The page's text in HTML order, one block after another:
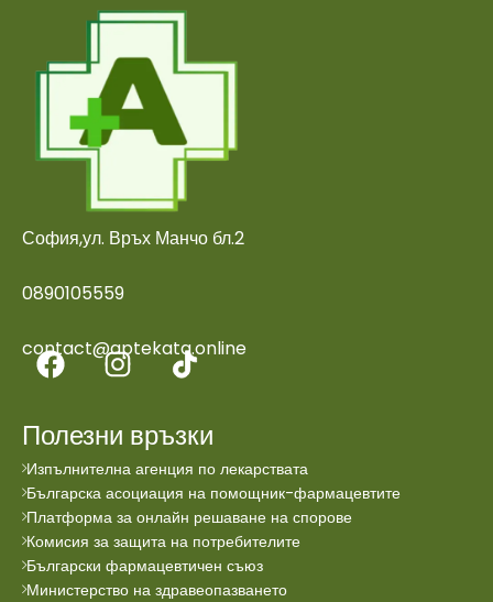
София,ул. Връх Манчо бл.2
0890105559
contact@aptekata.online
Полезни връзки
Изпълнителна агенция по лекарствата
Българска асоциация на помощник-фармацевтите
Платформа за онлайн решаване на спорове
Комисия за защита на потребителите
Български фармацевтичен съюз
Министерство на здравеопазването